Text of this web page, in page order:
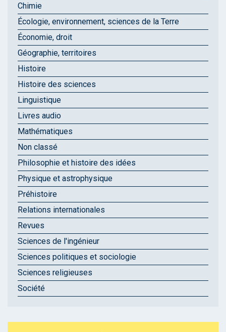
Chimie
Écologie, environnement, sciences de la Terre
Économie, droit
Géographie, territoires
Histoire
Histoire des sciences
Linguistique
Livres audio
Mathématiques
Non classé
Philosophie et histoire des idées
Physique et astrophysique
Préhistoire
Relations internationales
Revues
Sciences de l'ingénieur
Sciences politiques et sociologie
Sciences religieuses
Société